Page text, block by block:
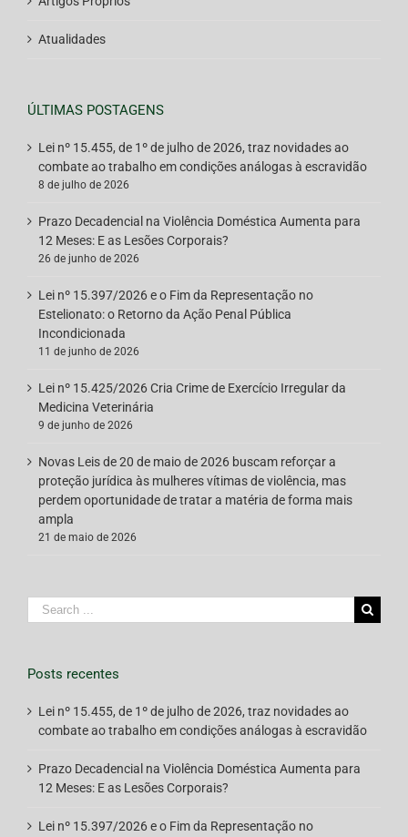
Atualidades
ÚLTIMAS POSTAGENS
Lei nº 15.455, de 1º de julho de 2026, traz novidades ao
combate ao trabalho em condições análogas à escravidão
8 de julho de 2026
Prazo Decadencial na Violência Doméstica Aumenta para
12 Meses: E as Lesões Corporais?
26 de junho de 2026
Lei nº 15.397/2026 e o Fim da Representação no
Estelionato: o Retorno da Ação Penal Pública
Incondicionada
11 de junho de 2026
Lei nº 15.425/2026 Cria Crime de Exercício Irregular da
Medicina Veterinária
9 de junho de 2026
Novas Leis de 20 de maio de 2026 buscam reforçar a
proteção jurídica às mulheres vítimas de violência, mas
perdem oportunidade de tratar a matéria de forma mais
ampla
21 de maio de 2026
Search
for:
Posts recentes
Lei nº 15.455, de 1º de julho de 2026, traz novidades ao
combate ao trabalho em condições análogas à escravidão
Prazo Decadencial na Violência Doméstica Aumenta para
12 Meses: E as Lesões Corporais?
Lei nº 15.397/2026 e o Fim da Representação no